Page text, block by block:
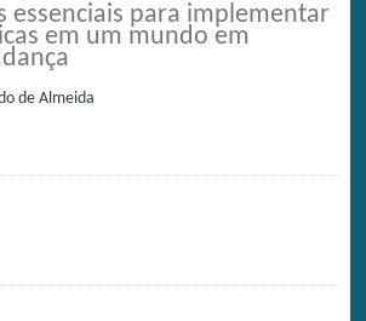
essenciais para implementar
em um mundo em
de Almeida